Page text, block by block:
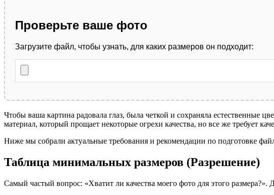
Проверьте ваше фото
Загрузите файл, чтобы узнать, для каких размеров он подходит:
Чтобы ваша картина радовала глаз, была четкой и сохраняла естественные
материал, который прощает некоторые огрехи качества, но все же требует
Ниже мы собрали актуальные требования и рекомендации по подготовке
Таблица минимальных размеров (Разрешение)
Самый частый вопрос: «Хватит ли качества моего фото для этого